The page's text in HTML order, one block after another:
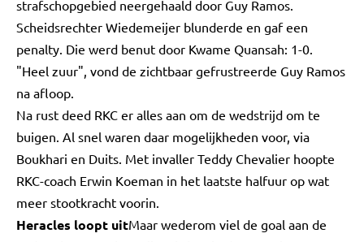
strafschopgebied neergehaald door Guy Ramos.
Scheidsrechter Wiedemeijer blunderde en gaf een
penalty. Die werd benut door Kwame Quansah: 1-0.
"Heel zuur", vond de zichtbaar gefrustreerde Guy Ramos
na afloop.
Na rust deed RKC er alles aan om de wedstrijd om te
buigen. Al snel waren daar mogelijkheden voor, via
Boukhari en Duits. Met invaller Teddy Chevalier hoopte
RKC-coach Erwin Koeman in het laatste halfuur op wat
meer stootkracht voorin.
Heracles loopt uitMaar wederom viel de goal aan de